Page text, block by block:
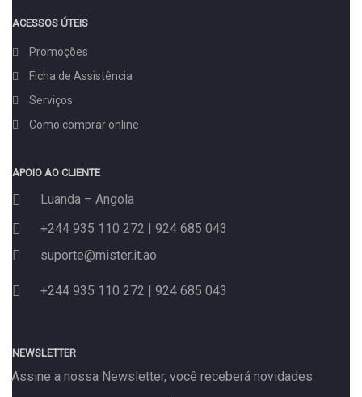
ACESSOS ÚTEIS
Promoções
Ficha de Assistência
Serviços
Como comprar online
APOIO AO CLIENTE
Luanda – Angola
+244 935 110 272 | 924 685 043
suporte@mister.it.ao
+244 935 110 272 | 924 685 043
NEWSLETTER
Assine a nossa Newsletter, você receberá novidades.